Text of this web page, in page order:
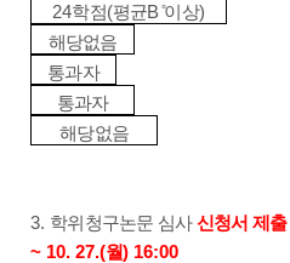
24학점(평균B이상)
해당없음
통과자
통과자
해당없음
3. 학위청구논문 심사신청서 제출
~ 10. 27.(월) 16:00